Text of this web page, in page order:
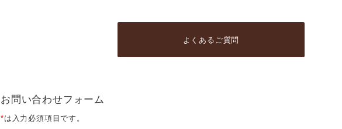
よくあるご質問
お問い合わせフォーム
*は入力必須項目です。